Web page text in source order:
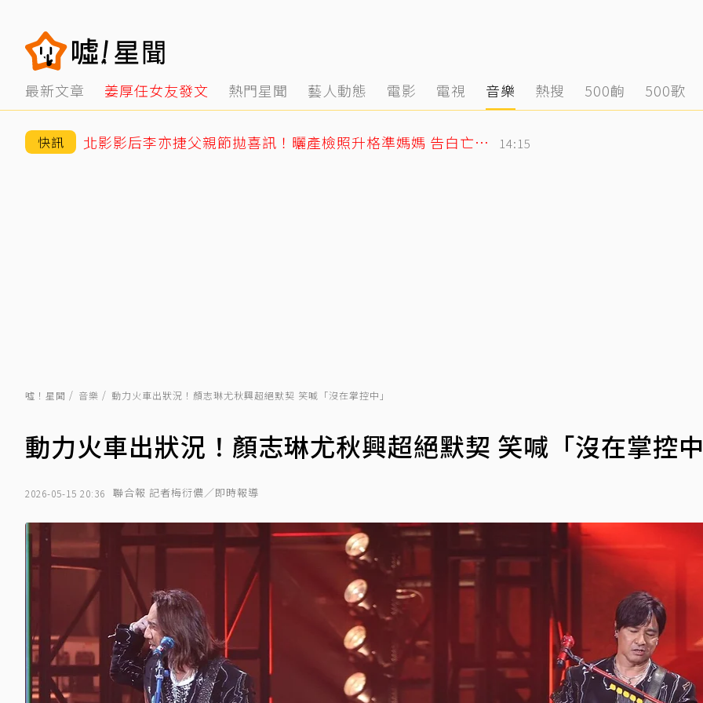
最新文章 姜厚任女友發文 熱門星聞 藝人動態 電影 電視 音樂 熱搜 500齣 500歌
快訊 北影影后李亦捷父親節拋喜訊！曬產檢照升格準媽媽 告白亡父超感人 14:15
噓！星聞 音樂 動力火車出狀況！顏志琳尤秋興超絕默契 笑喊「沒在掌控中」
動力火車出狀況！顏志琳尤秋興超絕默契 笑喊「沒在掌控
2026-05-15 20:36 聯合報 記者梅衍儂／即時報導